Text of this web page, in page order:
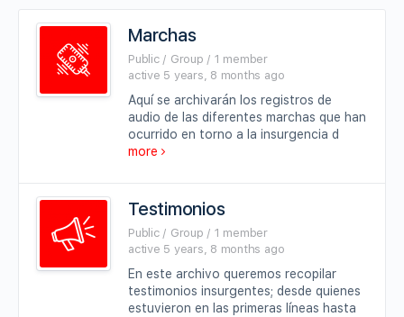
Marchas
Public / Group / 1 member
active 5 years, 8 months ago
Aquí se archivarán los registros de
audio de las diferentes marchas que han
ocurrido en torno a la insurgencia d
more
Testimonios
Public / Group / 1 member
active 5 years, 8 months ago
En este archivo queremos recopilar
testimonios insurgentes; desde quienes
estuvieron en las primeras líneas hasta